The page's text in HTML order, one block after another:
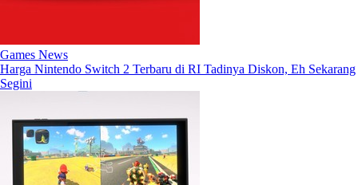
Games News
Harga Nintendo Switch 2 Terbaru di RI Tadinya Diskon, Eh Sekarang
Segini